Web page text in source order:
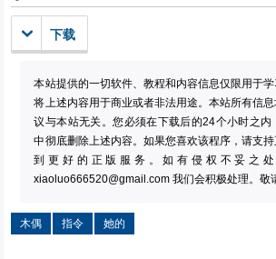
下载
本站提供的一切软件、教程和内容信息仅限用于
将上述内容用于商业或者非法用途。本站所有信
议与本站无关。您必须在下载后的24个小时之内
中彻底删除上述内容。如果您喜欢该程序，请支
到更好的正版服务。如有侵权不妥之处
xiaoluo666520@gmail.com 我们会积极处理。敬
木偶 指令 她的